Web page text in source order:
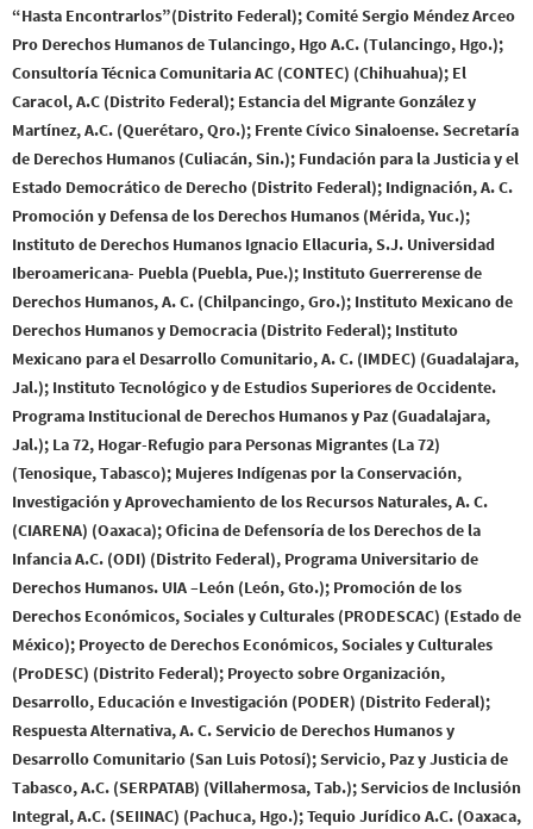
“Hasta Encontrarlos”(Distrito Federal); Comité Sergio Méndez Arceo
Pro Derechos Humanos de Tulancingo, Hgo A.C. (Tulancingo, Hgo.);
Consultoría Técnica Comunitaria AC (CONTEC) (Chihuahua); El
Caracol, A.C (Distrito Federal); Estancia del Migrante González y
Martínez, A.C. (Querétaro, Qro.); Frente Cívico Sinaloense. Secretaría
de Derechos Humanos (Culiacán, Sin.); Fundación para la Justicia y el
Estado Democrático de Derecho (Distrito Federal); Indignación, A. C.
Promoción y Defensa de los Derechos Humanos (Mérida, Yuc.);
Instituto de Derechos Humanos Ignacio Ellacuria, S.J. Universidad
Iberoamericana- Puebla (Puebla, Pue.); Instituto Guerrerense de
Derechos Humanos, A. C. (Chilpancingo, Gro.); Instituto Mexicano de
Derechos Humanos y Democracia (Distrito Federal); Instituto
Mexicano para el Desarrollo Comunitario, A. C. (IMDEC) (Guadalajara,
Jal.); Instituto Tecnológico y de Estudios Superiores de Occidente.
Programa Institucional de Derechos Humanos y Paz (Guadalajara,
Jal.); La 72, Hogar-Refugio para Personas Migrantes (La 72)
(Tenosique, Tabasco); Mujeres Indígenas por la Conservación,
Investigación y Aprovechamiento de los Recursos Naturales, A. C.
(CIARENA) (Oaxaca); Oficina de Defensoría de los Derechos de la
Infancia A.C. (ODI) (Distrito Federal), Programa Universitario de
Derechos Humanos. UIA –León (León, Gto.); Promoción de los
Derechos Económicos, Sociales y Culturales (PRODESCAC) (Estado de
México); Proyecto de Derechos Económicos, Sociales y Culturales
(ProDESC) (Distrito Federal); Proyecto sobre Organización,
Desarrollo, Educación e Investigación (PODER) (Distrito Federal);
Respuesta Alternativa, A. C. Servicio de Derechos Humanos y
Desarrollo Comunitario (San Luis Potosí); Servicio, Paz y Justicia de
Tabasco, A.C. (SERPATAB) (Villahermosa, Tab.); Servicios de Inclusión
Integral, A.C. (SEIINAC) (Pachuca, Hgo.); Tequio Jurídico A.C. (Oaxaca,